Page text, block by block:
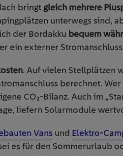
bringt gleich mehrere
unterwegs sind,
der Bordakku bequem
ein externer
. Auf vielen Stellplätzen
berechnet.
CO₂-Bilanz. Auch im
liefern Solarmodule
Vans und Elektro-
es für den Sommerurlaub